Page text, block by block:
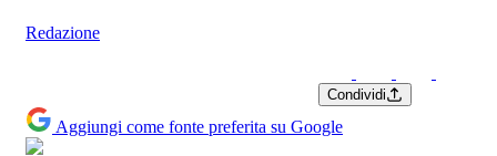
Redazione
Condividi
Aggiungi come fonte preferita su Google